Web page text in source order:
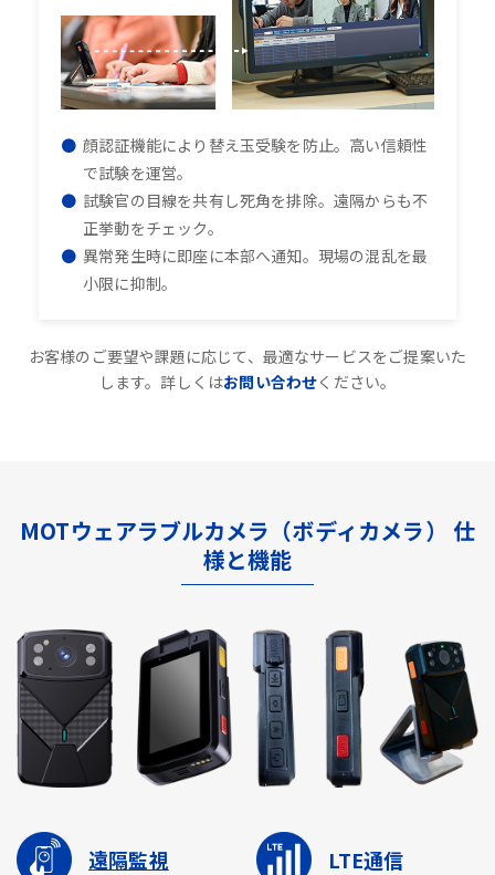
顔認証機能により替え玉受験を防止。高い信頼性
で試験を運営。
試験官の目線を共有し死角を排除。遠隔からも不
正挙動をチェック。
異常発生時に即座に本部へ通知。現場の混乱を最
小限に抑制。
お客様のご要望や課題に応じて、最適なサービスをご提案いた
します。詳しくはお問い合わせください。
MOTウェアラブルカメラ（ボディカメラ） 仕
様と機能
遠隔監視 LTE通信